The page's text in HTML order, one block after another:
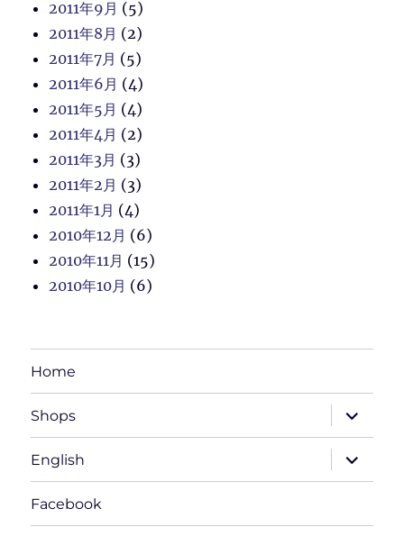
2011年9月 (5)
2011年8月 (2)
2011年7月 (5)
2011年6月 (4)
2011年5月 (4)
2011年4月 (2)
2011年3月 (3)
2011年2月 (3)
2011年1月 (4)
2010年12月 (6)
2010年11月 (15)
2010年10月 (6)
Home
Shops
ブ
メ
ニ
ュ
ー
開
English
ブ
メ
ー
Facebook